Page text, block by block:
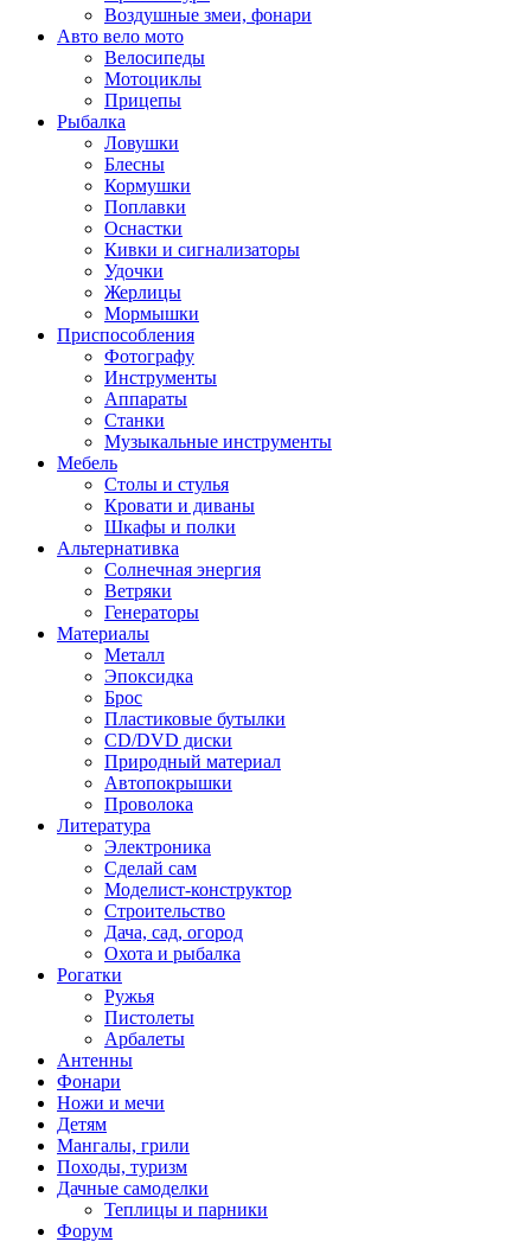
Воздушные змеи, фонари
Авто вело мото
Велосипеды
Мотоциклы
Прицепы
Рыбалка
Ловушки
Блесны
Кормушки
Поплавки
Оснастки
Кивки и сигнализаторы
Удочки
Жерлицы
Мормышки
Приспособления
Фотографу
Инструменты
Аппараты
Станки
Музыкальные инструменты
Мебель
Столы и стулья
Кровати и диваны
Шкафы и полки
Альтернативка
Солнечная энергия
Ветряки
Генераторы
Материалы
Металл
Эпоксидка
Брос
Пластиковые бутылки
CD/DVD диски
Природный материал
Автопокрышки
Проволока
Литература
Электроника
Сделай сам
Моделист-конструктор
Строительство
Дача, сад, огород
Охота и рыбалка
Рогатки
Ружья
Пистолеты
Арбалеты
Антенны
Фонари
Ножи и мечи
Детям
Мангалы, грили
Походы, туризм
Дачные самоделки
Теплицы и парники
Форум